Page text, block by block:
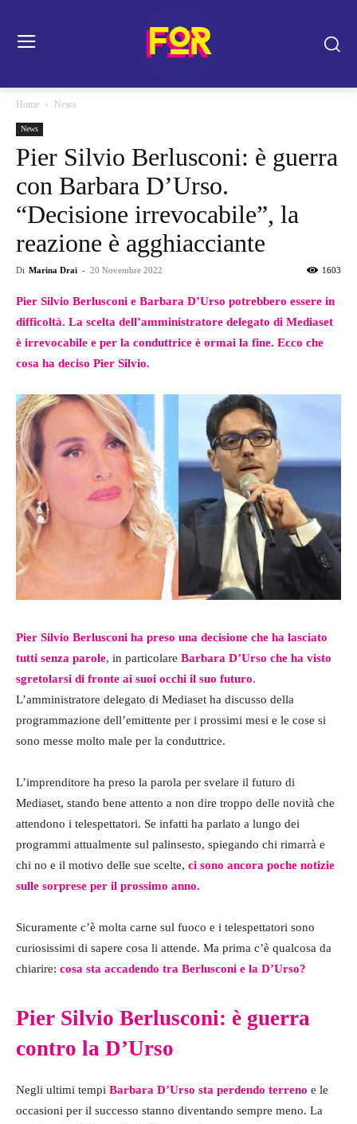
Home News
News
Pier Silvio Berlusconi: è guerra
con Barbara D’Urso.
“Decisione irrevocabile”, la
reazione è agghiacciante
Di Marina Drai - 20 Novembre 2022 1603
Pier Silvio Berlusconi e Barbara D’Urso potrebbero essere in
difficoltà. La scelta dell’amministratore delegato di Mediaset
è irrevocabile e per la conduttrice è ormai la fine. Ecco che
cosa ha deciso Pier Silvio.
Pier Silvio Berlusconi ha preso una decisione che ha lasciato
tutti senza parole, in particolare Barbara D’Urso che ha visto
sgretolarsi di fronte ai suoi occhi il suo futuro.
L’amministratore delegato di Mediaset ha discusso della
programmazione dell’emittente per i prossimi mesi e le cose si
sono messe molto male per la conduttrice.
L’imprenditore ha preso la parola per svelare il futuro di
Mediaset, stando bene attento a non dire troppo delle novità che
attendono i telespettatori. Se infatti ha parlato a lungo dei
programmi attualmente sul palinsesto, spiegando chi rimarrà e
chi no e il motivo delle sue scelte, ci sono ancora poche notizie
sulle sorprese per il prossimo anno.
Sicuramente c’è molta carne sul fuoco e i telespettatori sono
curiosissimi di sapere cosa li attende. Ma prima c’è qualcosa da
chiarire: cosa sta accadendo tra Berlusconi e la D’Urso?
Pier Silvio Berlusconi: è guerra
contro la D’Urso
Negli ultimi tempi Barbara D’Urso sta perdendo terreno e le
occasioni per il successo stanno diventando sempre meno. La